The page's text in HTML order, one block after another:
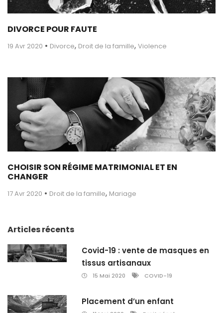
DIVORCE POUR FAUTE
19 Avr 2020 • Divorce, Droit de la famille, Violence
CHOISIR SON RÉGIME MATRIMONIAL ET EN
CHANGER
17 Avr 2020 • Droit de la famille, Mariage
Articles récents
Covid-19 : vente de masques en
tissus artisanaux
15 Mai 2020 COVID-19
Placement d’un enfant